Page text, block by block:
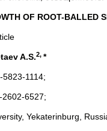
OF ROOT-BALLED
A.S.2, *
1114;
6527;
Yekaterinburg,